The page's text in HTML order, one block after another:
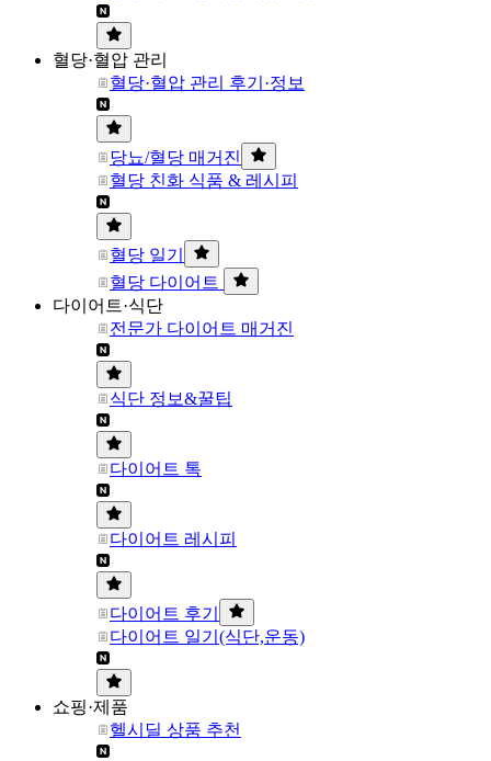
혈당·혈압 관리
혈당·혈압 관리 후기·정보
당뇨/혈당 매거진
혈당 친화 식품 & 레시피
혈당 일기
혈당 다이어트
다이어트·식단
전문가 다이어트 매거진
식단 정보&꿀팁
다이어트 톡
다이어트 레시피
다이어트 후기
다이어트 일기(식단,운동)
쇼핑·제품
헬시딜 상품 추천